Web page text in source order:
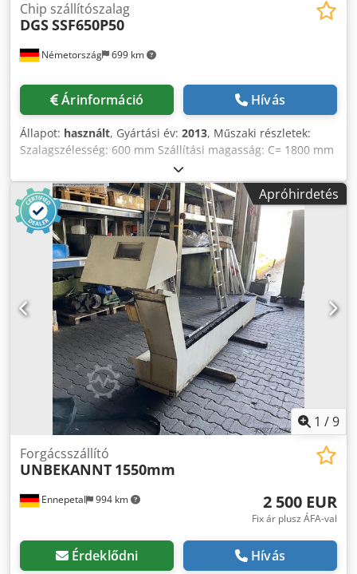
Németország 699 km
Chip szállítószalag
DGSSSF650P50
Árinformáció Hívás
Állapot: használt, Gyártási év: 2013, Műszaki részletek:
Szalagszélesség: 600 mm Szállítási magasság: C= 1800 mm
Feszültség: 460 / 60 V / Hz Teljes teljesítményigény: 3,5 kW
A gép tömege kb.: 2300 kg A gép méretei kb. hosszúság x
szélesség x magasság: kb. G= 8,45 x F= 1,35 x 3,0 m Csuklós
szalagszállító Hűtőfolyadék-tartállyal, szivattyúval 250
l/perc szállítási sebesség, amely 25 m-es szállítási
magassághoz elegendő. Nagyon jó, kevéssé használt
állapotban. Crsdpfsu Nupqjx Ai Aef Chips behelyezési
hossz Ax= 3000mm (rögzítés gumibevonatú fémlemez
tálcával hossz 3000 x szélesség 1100mm) Teljes
behelyezési hossz 5000mm A forgácsszállító alul 4x
elforgatható kerekekkel rendelkezik és csavarokkal a
padlóhoz rögzíthető. *
Apróhirdetés
1 /9
Ennepetal 994 km
Forgácsszállító
UNBEKANNT 1550mm
2 500 EUR
Fix ár plusz ÁFA-val
Érdeklődni Hívás